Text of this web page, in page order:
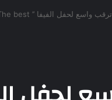
ترقب واسع لحفل الفيفا ’’ The best’’ سهرة اليوم